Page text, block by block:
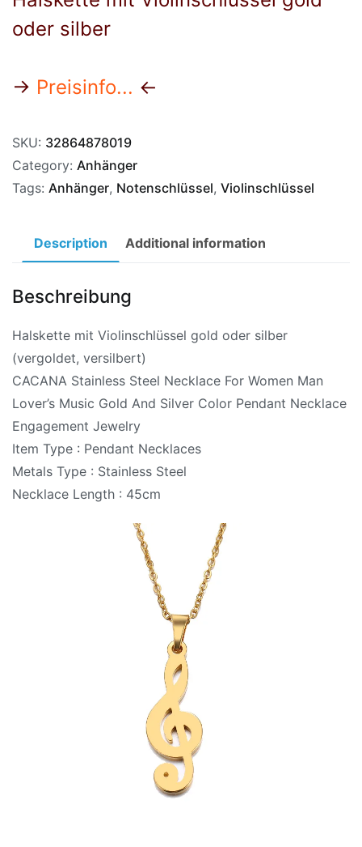
oder silber
→ Preisinfo... ←
SKU: 32864878019
Category: Anhänger
Tags: Anhänger, Notenschlüssel, Violinschlüssel
Description Additional information
Beschreibung
Halskette mit Violinschlüssel gold oder silber
(vergoldet, versilbert)
CACANA Stainless Steel Necklace For Women Man
Lover’s Music Gold And Silver Color Pendant Necklace
Engagement Jewelry
Item Type : Pendant Necklaces
Metals Type : Stainless Steel
Necklace Length : 45cm